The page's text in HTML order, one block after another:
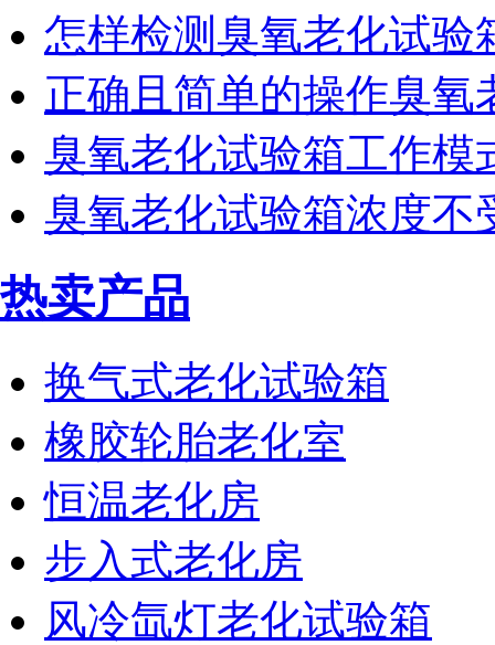
怎样检测臭氧老化试验
正确且简单的操作臭氧
臭氧老化试验箱工作模
臭氧老化试验箱浓度不
热卖产品
换气式老化试验箱
橡胶轮胎老化室
恒温老化房
步入式老化房
风冷氙灯老化试验箱